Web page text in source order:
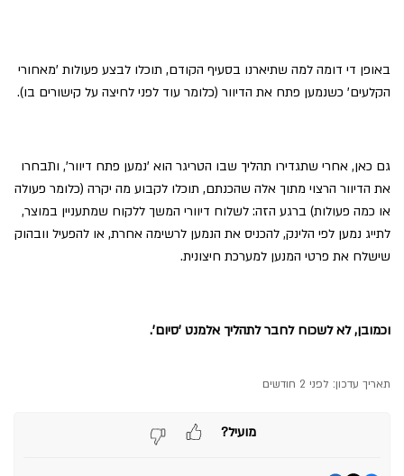
באופן די דומה למה שתיארנו בסעיף הקודם, תוכלו לבצע פעולות 'מאחורי
הקלעים' כשנמען פתח את הדיוור (כלומר עוד לפני לחיצה על קישורים בו).
גם כאן, אחרי שתגדירו תהליך שבו הטריגר הוא 'נמען פתח דיוור', ותבחרו
את הדיוור הרצוי מתוך אלה שהכנתם, תוכלו לקבוע מה יקרה (כלומר פעולה
או כמה פעולות) ברגע הזה: לשלוח דיוורי המשך ללקוח שמתעניין במוצר,
לתייג נמען לפי הלינק, להכניס את הנמען לרשימה אחרת, או להפעיל וובהוק
שישלח את פרטי המנען למערכת חיצונית.
וכמובן, לא לשכוח לחבר לתהליך אלמנט 'סיום'.
תאריך עדכון: לפני 2 חודשים
מועיל?